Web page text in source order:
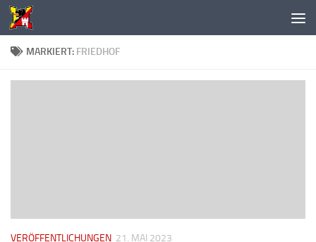
Unter dem Inhalt
MARKIERT: FRIEDHOF
VERÖFFENTLICHUNGEN 21. MAI 2023